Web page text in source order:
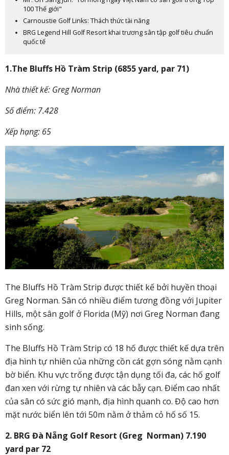
100 Thế giới"
Carnoustie Golf Links: Thách thức tài năng
BRG Legend Hill Golf Resort khai trương sân tập golf tiêu chuẩn
quốc tế
1.The Bluffs Hồ Tràm Strip (6855 yard, par 71)
Nhà thiết kế: Greg Norman
Số điểm: 7.428
Xếp hạng: 65
The Bluffs Hồ Tràm Strip được thiết kế bởi huyền thoại
Greg Norman. Sân có nhiều điểm tương đồng với Jupiter
Hills, một sân golf ở Florida (Mỹ) nơi Greg Norman đang
sinh sống.
The Bluffs Hồ Tràm Strip có 18 hố được thiết kế dựa trên
địa hình tự nhiên của những cồn cát gợn sóng nằm cạnh
bờ biển. Khu vực trống được tận dụng tối đa, các hố golf
đan xen với rừng tự nhiên và các bẫy cạn. Điểm cao nhất
của sân có sức gió mạnh, địa hình quanh co. Độ cao hơn
mặt nước biển lên tới 50m nằm ở thảm cỏ hố số 15.
2. BRG Đà Nẵng Golf Resort (Greg Norman) 7.190
yard par 72